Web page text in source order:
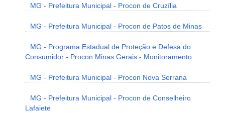
MG - Prefeitura Municipal - Procon de Cruzília
MG - Prefeitura Municipal - Procon de Patos de Minas
MG - Programa Estadual de Proteção e Defesa do
Consumidor - Procon Minas Gerais - Monitoramento
MG - Prefeitura Municipal - Procon Nova Serrana
MG - Prefeitura Municipal - Procon de Conselheiro
Lafaiete